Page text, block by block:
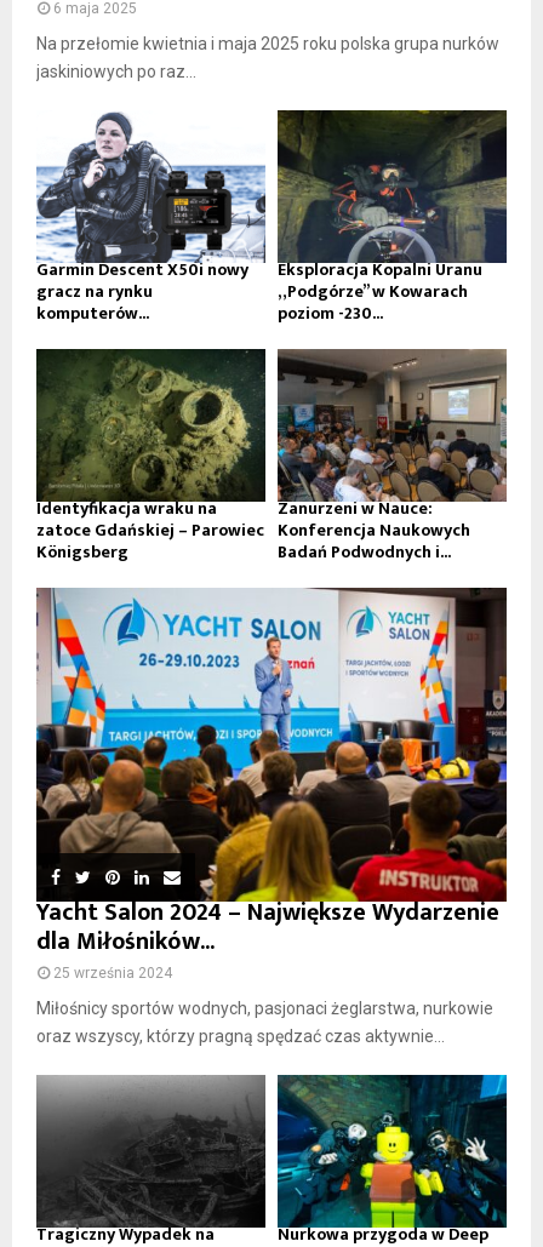
6 maja 2025
Na przełomie kwietnia i maja 2025 roku polska grupa nurków
jaskiniowych po raz...
Garmin Descent X50i nowy
gracz na rynku
komputerów...
Eksploracja Kopalni Uranu
„Podgórze” w Kowarach
poziom -230...
Identyfikacja wraku na
zatoce Gdańskiej – Parowiec
Königsberg
Zanurzeni w Nauce:
Konferencja Naukowych
Badań Podwodnych i...
Yacht Salon 2024 – Największe Wydarzenie
dla Miłośników...
25 września 2024
Miłośnicy sportów wodnych, pasjonaci żeglarstwa, nurkowie
oraz wszyscy, którzy pragną spędzać czas aktywnie...
Tragiczny Wypadek na Nurkowa przygoda w Deep